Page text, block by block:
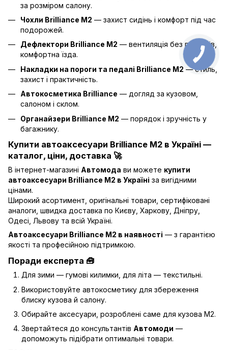
за розміром салону.
Чохли Brilliance M2 — захист сидінь і комфорт під час
подорожей.
Дефлектори Brilliance M2 — вентиляція без протягів,
комфортна їзда.
Накладки на пороги та педалі Brilliance M2 — стиль,
захист і практичність.
Автокосметика Brilliance — догляд за кузовом,
салоном і склом.
Органайзери Brilliance M2 — порядок і зручність у
багажнику.
Купити автоаксесуари Brilliance M2 в Україні —
каталог, ціни, доставка 🚀
В інтернет-магазині Автомода ви можете купити
автоаксесуари Brilliance M2 в Україні за вигідними
цінами.
Широкий асортимент, оригінальні товари, сертифіковані
аналоги, швидка доставка по Києву, Харкову, Дніпру,
Одесі, Львову та всій Україні.
Автоаксесуари Brilliance M2 в наявності — з гарантією
якості та професійною підтримкою.
Поради експерта 🧰
Для зими — гумові килимки, для літа — текстильні.
Використовуйте автокосметику для збереження
блиску кузова й салону.
Обирайте аксесуари, розроблені саме для кузова M2.
Звертайтеся до консультантів Автомоди —
допоможуть підібрати оптимальні товари.